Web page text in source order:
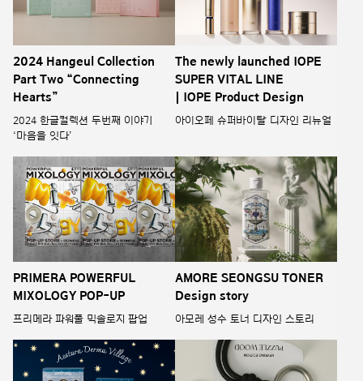
2024 Hangeul Collection
Part Two “Connecting
Hearts”
2024 한글컬렉션 두번째 이야기
‘마음을 잇다’
The newly launched IOPE
SUPER VITAL LINE
| IOPE Product Design
아이오페 슈퍼바이탈 디자인 리뉴얼
PRIMERA POWERFUL
MIXOLOGY POP-UP
프리메라 파워풀 믹솔로지 팝업
AMORE SEONGSU TONER
Design story
아모레 성수 토너 디자인 스토리